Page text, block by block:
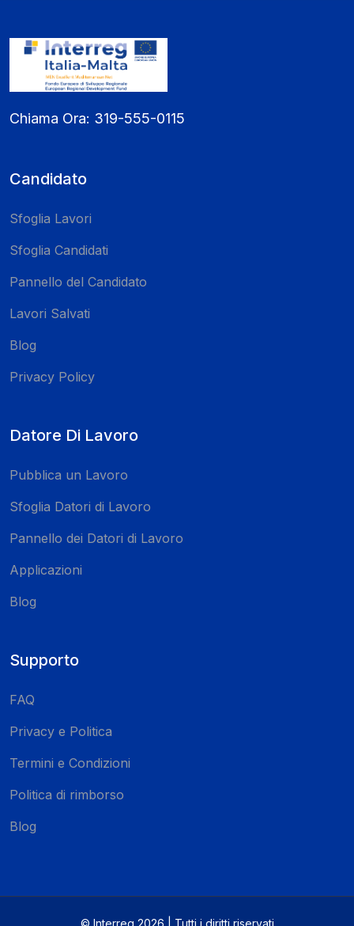
Chiama Ora: 319-555-0115
Candidato
Sfoglia Lavori
Sfoglia Candidati
Pannello del Candidato
Lavori Salvati
Blog
Privacy Policy
Datore Di Lavoro
Pubblica un Lavoro
Sfoglia Datori di Lavoro
Pannello dei Datori di Lavoro
Applicazioni
Blog
Supporto
FAQ
Privacy e Politica
Termini e Condizioni
Politica di rimborso
Blog